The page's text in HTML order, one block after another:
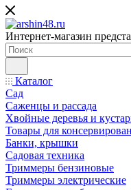
Интернет-магазин
Каталог
Сад
Саженцы и рассада
Хвойные деревья и
Товары для
Банки, крышки
Садовая техника
Триммеры бензиновые
Триммеры электрические